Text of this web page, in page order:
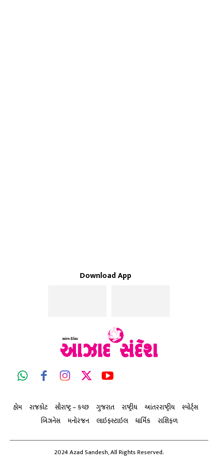
Download App
હોમ રાજકોટ સૌરાષ્ટ્ર – કચ્છ ગુજરાત રાષ્ટ્રીય આંતરરાષ્ટ્રીય
સ્પોર્ટ્સ
બિઝનેસ
મનોરંજન લાઇફસ્ટાઇલ ધાર્મિક રાશિફળ
2024 Azad Sandesh, All Rights Reserved.